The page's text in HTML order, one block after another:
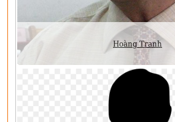
Hoàng Tranh